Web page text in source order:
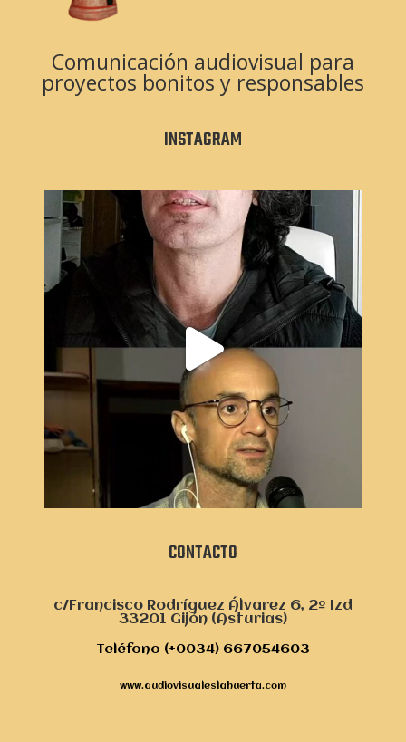
Comunicación audiovisual para
proyectos bonitos y responsables
INSTAGRAM
CONTACTO
c/Francisco Rodríguez Álvarez 6, 2º Izd
33201 Gijón (Asturias)
Teléfono (+0034) 667054603
www.audiovisualeslahuerta.com